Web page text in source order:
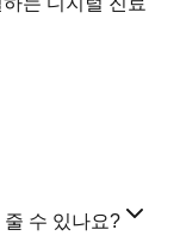
수 있나요?